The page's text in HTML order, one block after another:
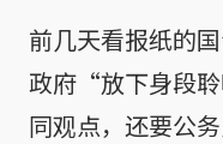
前几天看报纸的
政府“放下身段
同观点，还要公